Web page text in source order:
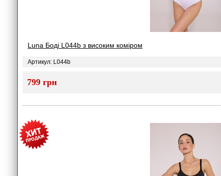
Luna Боді L044b з високим коміром
Артикул: L044b
799 грн